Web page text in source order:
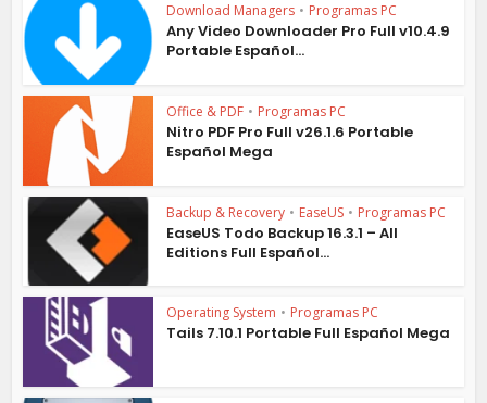
Download Managers • Programas PC
Any Video Downloader Pro Full v10.4.9
Portable Español...
Office & PDF • Programas PC
Nitro PDF Pro Full v26.1.6 Portable
Español Mega
Backup & Recovery • EaseUS • Programas PC
EaseUS Todo Backup 16.3.1 – All
Editions Full Español...
Operating System • Programas PC
Tails 7.10.1 Portable Full Español Mega